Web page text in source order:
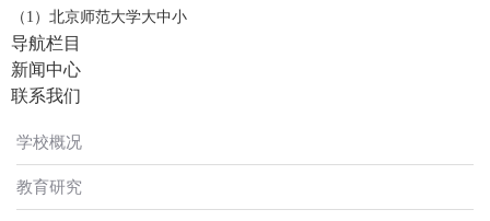
（1）北京师范大学大中小
导航栏目
新闻中心
联系我们
学校概况
教育研究